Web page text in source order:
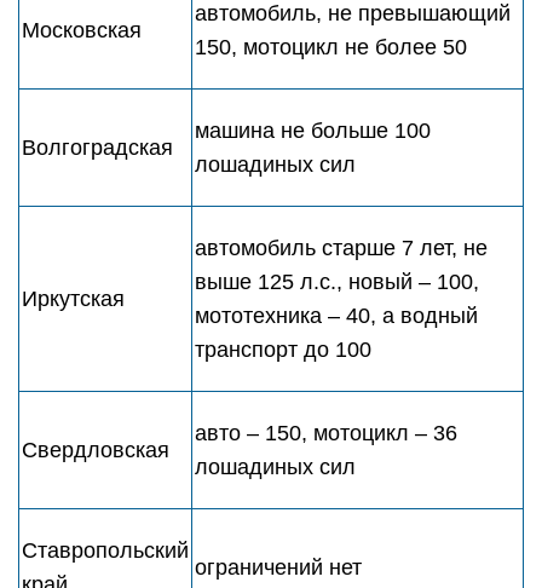
Московская
автомобиль, не превышающий
150, мотоцикл не более 50
Волгоградская
машина не больше 100
лошадиных сил
Иркутская
автомобиль старше 7 лет, не
выше 125 л.с., новый – 100,
мототехника – 40, а водный
транспорт до 100
Свердловская
авто – 150, мотоцикл – 36
лошадиных сил
Ставропольский
ограничений нет